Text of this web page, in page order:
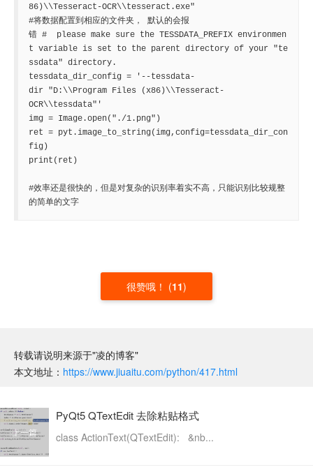
86)\\Tesseract-OCR\\tesseract.exe"
#将数据配置到相应的文件夹， 默认的会报
错 #  please make sure the TESSDATA_PREFIX environmen
t variable is set to the parent directory of your "te
ssdata" directory.
tessdata_dir_config = '--tessdata-
dir "D:\\Program Files (x86)\\Tesseract-
OCR\\tessdata"'
img = Image.open("./1.png")
ret = pyt.image_to_string(img,config=tessdata_dir_con
fig)
print(ret)
#效率还是很快的，但是对复杂的识别率着实不高，只能识别比较规整
的简单的文字
很赞哦！ (11)
转载请说明来源于"凌的博客"
本文地址： https://www.jiuaitu.com/python/417.html
上一篇
PyQt5 QTextEdit 去除粘贴格式
class ActionText(QTextEdit): &nb...